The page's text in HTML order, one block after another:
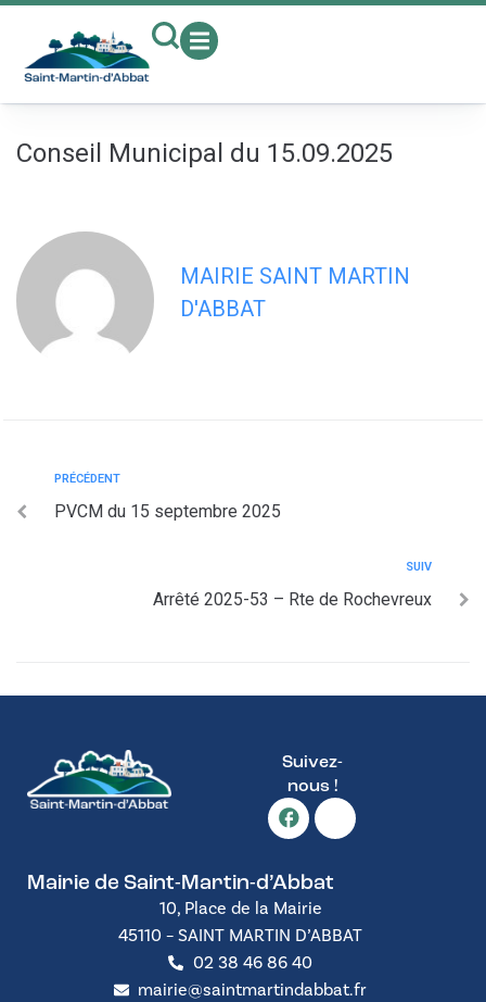
Conseil Municipal du 15.09.2025
MAIRIE SAINT MARTIN
D'ABBAT
PRÉCÉDENT
PVCM du 15 septembre 2025
SUIV
Arrêté 2025-53 – Rte de Rochevreux
Suivez-
nous !
Mairie de Saint-Martin-d’Abbat
10, Place de la Mairie
45110 – SAINT MARTIN D’ABBAT
02 38 46 86 40
mairie@saintmartindabbat.fr